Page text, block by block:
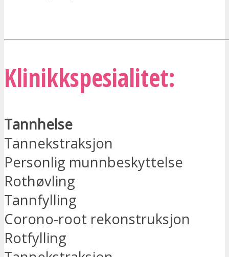
Klinikkspesialitet:
Tannhelse
Tannekstraksjon
Personlig munnbeskyttelse
Rothøvling
Tannfylling
Corono-root rekonstruksjon
Rotfylling